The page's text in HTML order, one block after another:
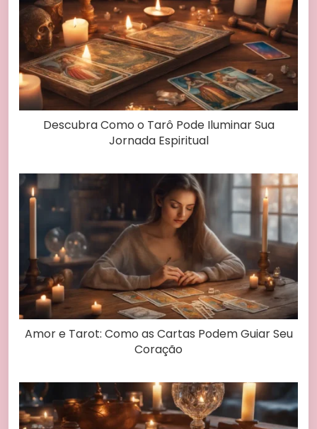
Descubra Como o Tarô Pode Iluminar Sua
Jornada Espiritual
Amor e Tarot: Como as Cartas Podem Guiar Seu
Coração